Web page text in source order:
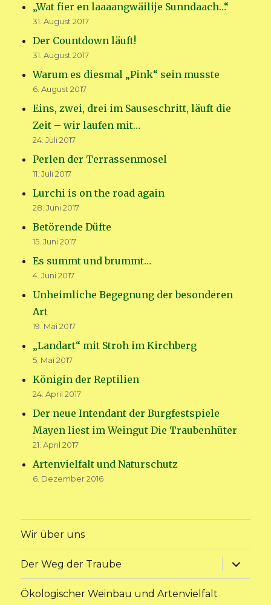
„Wat fier en laaaangwäilije Sunndaach…“
31. August 2017
Der Countdown läuft!
31. August 2017
Warum es diesmal „Pink“ sein musste
6. August 2017
Eins, zwei, drei im Sauseschritt, läuft die
Zeit – wir laufen mit…
24. Juli 2017
Perlen der Terrassenmosel
11. Juli 2017
Lurchi is on the road again
28. Juni 2017
Betörende Düfte
15. Juni 2017
Es summt und brummt…
4. Juni 2017
Unheimliche Begegnung der besonderen
Art
19. Mai 2017
„Landart“ mit Stroh im Kirchberg
5. Mai 2017
Königin der Reptilien
24. April 2017
Der neue Intendant der Burgfestspiele
Mayen liest im Weingut Die Traubenhüter
21. April 2017
Artenvielfalt und Naturschutz
6. Dezember 2016
Wir über uns
Der Weg der Traube
Ökologischer Weinbau und Artenvielfalt